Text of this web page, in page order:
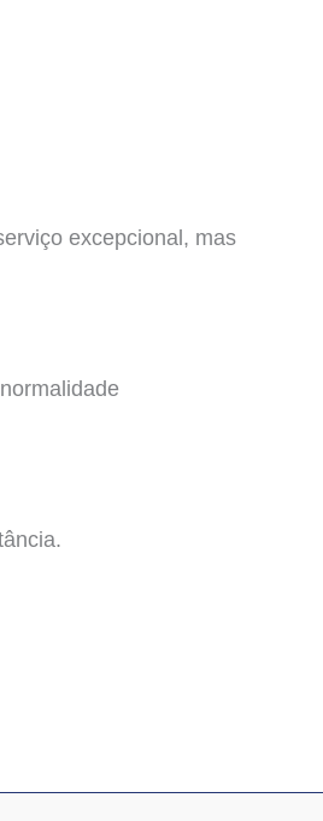
excepcional, mas